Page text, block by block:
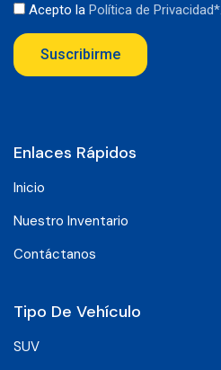
Acepto la Política de Privacidad*
Suscribirme
Enlaces Rápidos
Inicio
Nuestro Inventario
Contáctanos
Tipo De Vehículo
SUV